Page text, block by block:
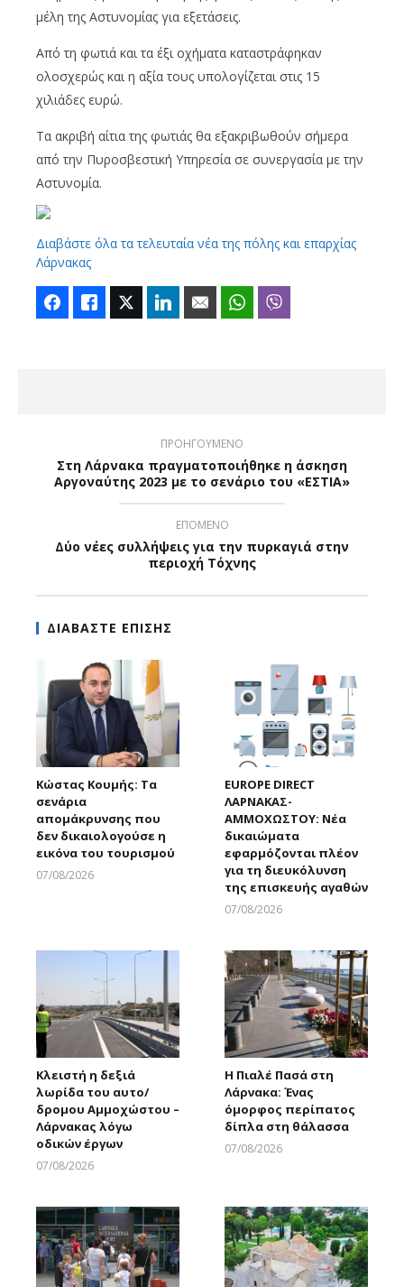
μέλη της Αστυνομίας για εξετάσεις.
Από τη φωτιά και τα έξι οχήματα καταστράφηκαν
ολοσχερώς και η αξία τους υπολογίζεται στις 15
χιλιάδες ευρώ.
Τα ακριβή αίτια της φωτιάς θα εξακριβωθούν σήμερα
από την Πυροσβεστική Υπηρεσία σε συνεργασία με την
Αστυνομία.
Διαβάστε όλα τα τελευταία νέα της πόλης και επαρχίας
Λάρνακας
FacebookLike Twitter LinkedIn Email WhatsApp
ΠΡΟΗΓΟΥΜΕΝΟ
Στη Λάρνακα πραγματοποιήθηκε η άσκηση
Αργοναύτης 2023 με τo σενάριο του «ΕΣΤΙΑ»
ΕΠΟΜΕΝΟ
Δύο νέες συλλήψεις για την πυρκαγιά στην
περιοχή Τόχνης
ΔΙΑΒΑΣΤΕ ΕΠΙΣΗΣ
Κώστας Κουμής: Τα
σενάρια
απομάκρυνσης που
δεν δικαιολογούσε η
εικόνα του τουρισμού
07/08/2026
EUROPE DIRECT
ΛΑΡΝΑΚΑΣ-
ΑΜΜΟΧΩΣΤΟΥ: Νέα
δικαιώματα
εφαρμόζονται πλέον
για τη διευκόλυνση
της επισκευής αγαθών
07/08/2026
Κλειστή η δεξιά
λωρίδα του αυτο/
δρομου Αμμοχώστου –
Λάρνακας λόγω
οδικών έργων
07/08/2026
Η Πιαλέ Πασά στη
Λάρνακα: Ένας
όμορφος περίπατος
δίπλα στη θάλασσα
07/08/2026